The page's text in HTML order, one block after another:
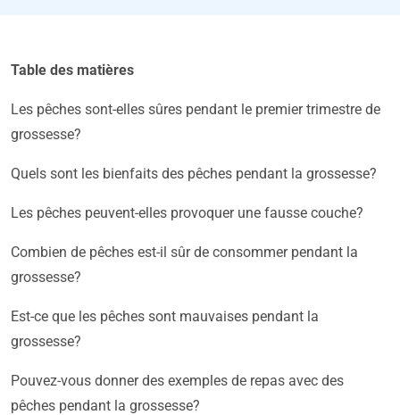
Table des matières
Les pêches sont-elles sûres pendant le premier trimestre de
grossesse?
Quels sont les bienfaits des pêches pendant la grossesse?
Les pêches peuvent-elles provoquer une fausse couche?
Combien de pêches est-il sûr de consommer pendant la
grossesse?
Est-ce que les pêches sont mauvaises pendant la
grossesse?
Pouvez-vous donner des exemples de repas avec des
pêches pendant la grossesse?